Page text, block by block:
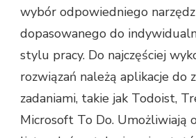
wybór odpowiedniego
dopasowanego do
stylu pracy. Do najczęściej
rozwiązań należą aplikacje do
zadaniami, takie jak Todoist,
Microsoft To Do. Umożliwiają